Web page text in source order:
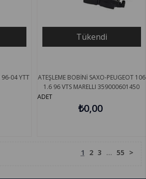
96-04 YTT
Tükendi
ATEŞLEME BOBİNİ SAXO-PEUGEOT 106
1.6 96 VTS MARELLI 359000601450
ADET
₺0,00
1 2 3 ... 55 >